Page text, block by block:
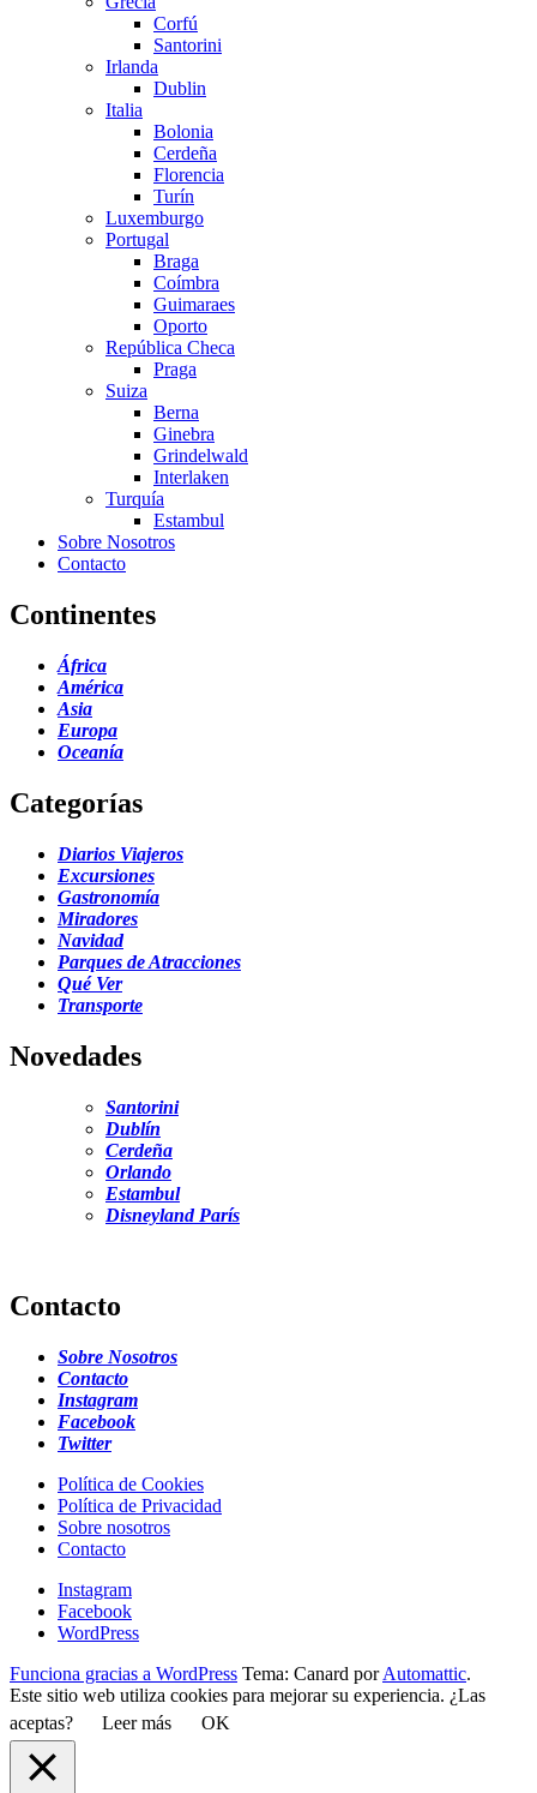
Corfú
Santorini
Irlanda
Dublin
Italia
Bolonia
Cerdeña
Florencia
Turín
Luxemburgo
Portugal
Braga
Coímbra
Guimaraes
Oporto
República Checa
Praga
Suiza
Berna
Ginebra
Grindelwald
Interlaken
Turquía
Estambul
Sobre Nosotros
Contacto
Continentes
África
América
Asia
Europa
Oceanía
Categorías
Diarios Viajeros
Excursiones
Gastronomía
Miradores
Navidad
Parques de Atracciones
Qué Ver
Transporte
Novedades
Santorini
Dublín
Cerdeña
Orlando
Estambul
Disneyland París
Contacto
Sobre Nosotros
Contacto
Instagram
Facebook
Twitter
Política de Cookies
Política de Privacidad
Sobre nosotros
Contacto
Instagram
Facebook
WordPress
Funciona gracias a WordPress Tema: Canard porAutomattic.
Este sitio web utiliza cookies para mejorar su experiencia. ¿Las
aceptas?
Leer más OK